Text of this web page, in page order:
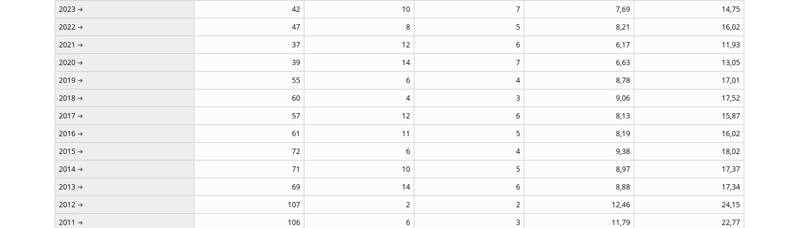
2023
42 10 7 7,69
14,75
2022
47 8 5 8,21
16,02
2021
37 12 6 6,17
11,93
2020
39 14 7 6,63
13,05
2019
55 6 4 8,78
17,01
2018
60 4 3 9,06
17,52
2017
57 12 6 8,13
15,87
2016
61 11 5 8,19
16,02
2015
72 6 4 9,38
18,02
2014
71 10 5 8,97
17,37
2013
69 14 6 8,88
17,34
2012
107 2 2 12,46
24,15
2011
106 6 3 11,79
22,77